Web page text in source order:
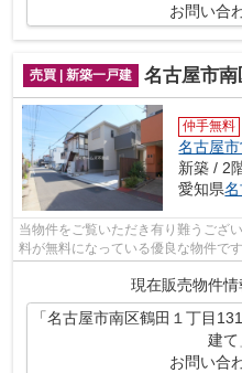
お問い合
売買 | 新築一戸建 名古屋市南区鶴田１丁
仲手無料
名古屋
新築 / 2
愛知県
当物件をご覧いただき有り難うござ
料が無料になっている優良な物件で
現在販売物件情
「名古屋市南区鶴田１丁目
建て
お問い合